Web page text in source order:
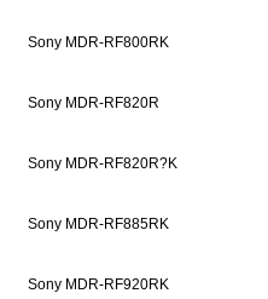
Sony MDR-RF800RK
Sony MDR-RF820R
Sony MDR-RF820R?K
Sony MDR-RF885RK
Sony MDR-RF920RK